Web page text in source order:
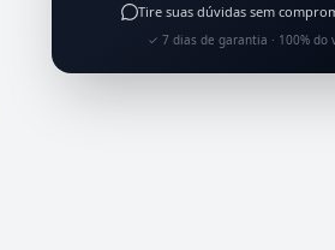
Tire suas dúvidas sem
✓ 7 dias de garantia · 100% do